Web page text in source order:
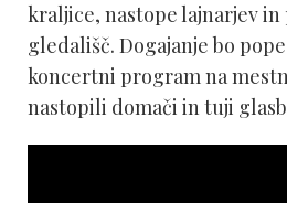
kraljice, nastope lajnarjev
gledališč. Dogajanje bo
koncertni program na
nastopili domači in tuji